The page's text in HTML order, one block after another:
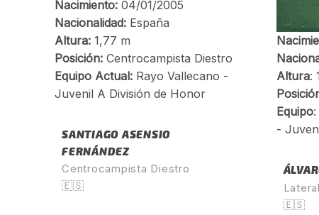
SANTIAGO ASENSIO
FERNÁNDEZ
Centrocampista Diestro
🇪🇸
🇪🇸